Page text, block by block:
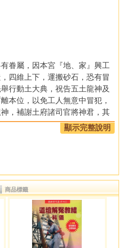
屬，因本宮『地、家』興工
四維上下，運搬砂石，恐有冒
行動土大典，祝告五土龍神及
本位，以免工人無意中冒犯，
，補謝土府諸司官將神君，其
，須行道場，普請土府及贊揚
乃失希望為道壇法師增加奠
助益。本書是以本門中一天科
壇諸位賢達有所幫助，未盡之
法玄山人 林靖欽
顯示完整說明
商品標籤